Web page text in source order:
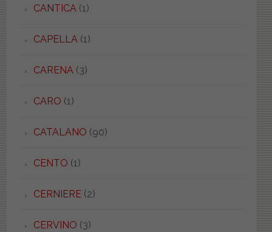
CANTICA(1)
CAPELLA(1)
CARENA(3)
CARO (1)
CATALANO (90)
CENTO (1)
CERNIERE(2)
CERVINO (3)